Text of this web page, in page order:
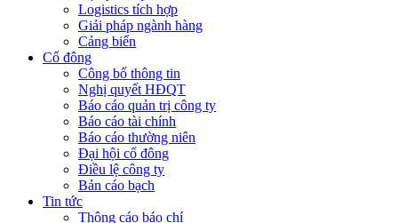
Logistics tích hợp
Giải pháp ngành hàng
Cảng biển
Cổ đông
Công bố thông tin
Nghị quyết HĐQT
Báo cáo quản trị công ty
Báo cáo tài chính
Báo cáo thường niên
Đại hội cổ đông
Điều lệ công ty
Bản cáo bạch
Tin tức
Thông cáo báo chí